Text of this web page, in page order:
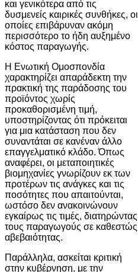
και γενικότερα από τις
δυσμενείς καιρικές συνθήκες, οι
οποίες επιβάρυναν ακόμη
περισσότερο το ήδη αυξημένο
κόστος παραγωγής.
Η Ενωτική Ομοσπονδία
χαρακτηρίζει απαράδεκτη την
πρακτική της παράδοσης του
προϊόντος χωρίς
προκαθορισμένη τιμή,
υποστηρίζοντας ότι πρόκειται
για μια κατάσταση που δεν
συναντάται σε κανέναν άλλο
επαγγελματικό κλάδο. Όπως
αναφέρει, οι μεταποιητικές
βιομηχανίες γνωρίζουν εκ των
προτέρων τις ανάγκες και τις
ποσότητες που απαιτούνται,
ωστόσο δεν ανακοινώνουν
εγκαίρως τις τιμές, διατηρώντας
τους παραγωγούς σε καθεστώς
αβεβαιότητας.
Παράλληλα, ασκείται κριτική
στην κυβέρνηση, με την